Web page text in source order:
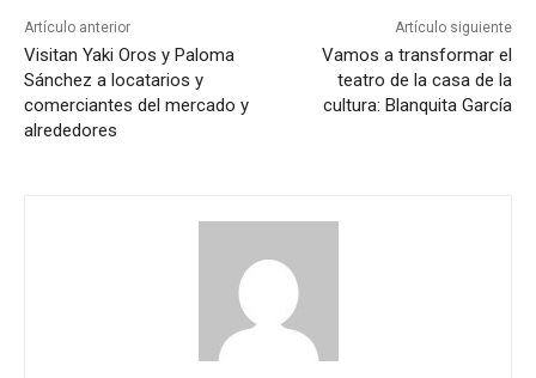
Artículo anterior
Visitan Yaki Oros y Paloma
Sánchez a locatarios y
comerciantes del mercado y
alrededores
Artículo siguiente
Vamos a transformar el
teatro de la casa de la
cultura: Blanquita García